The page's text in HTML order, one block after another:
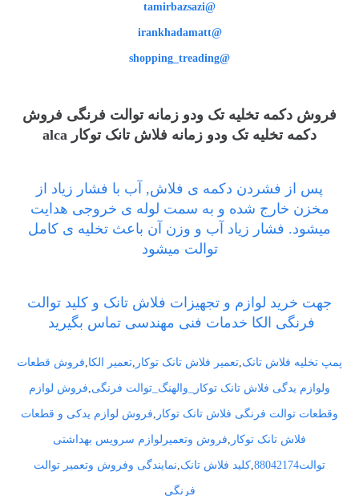
@tamirbazsazi
@irankhadamatt
@shopping_treading
فروش دکمه تخلیه تک ودو زمانه توالت فرنگی فروش
دکمه تخلیه تک ودو زمانه فلاش تانک توکار alca
پس از فشردن دکمه ی فلاش, آب با فشار زیاد از
مخزن خارج شده و به سمت لوله ی خروجی هدایت
میشود. فشار زیاد آب و وزن آن باعث تخلیه ی کامل
توالت میشود
جهت خرید لوازم و تجهیزات فلاش تانک و کلید توالت
فرنگی الکا خدمات فنی مهندسی تماس بگیرید
پمپ تخلیه فلاش تانک,تعمیر فلاش تانک توکار ,تعمیر الکا,فروش قطعات
ولوازم یدگی فلاش تانک توکار_والهنگ_توالت فرنگی,فروش لوازم
وقطعات توالت فرنگی فلاش تانک توکار ,فروش لوازم یدکی و قطعات
فلاش تانک توکار ,فروش وتعمیرلوازم سرویس بهداشتی
توالت88042174 ,کلید فلاش تانک,نمایندگی وفروش وتعمیر توالت
فرنگی